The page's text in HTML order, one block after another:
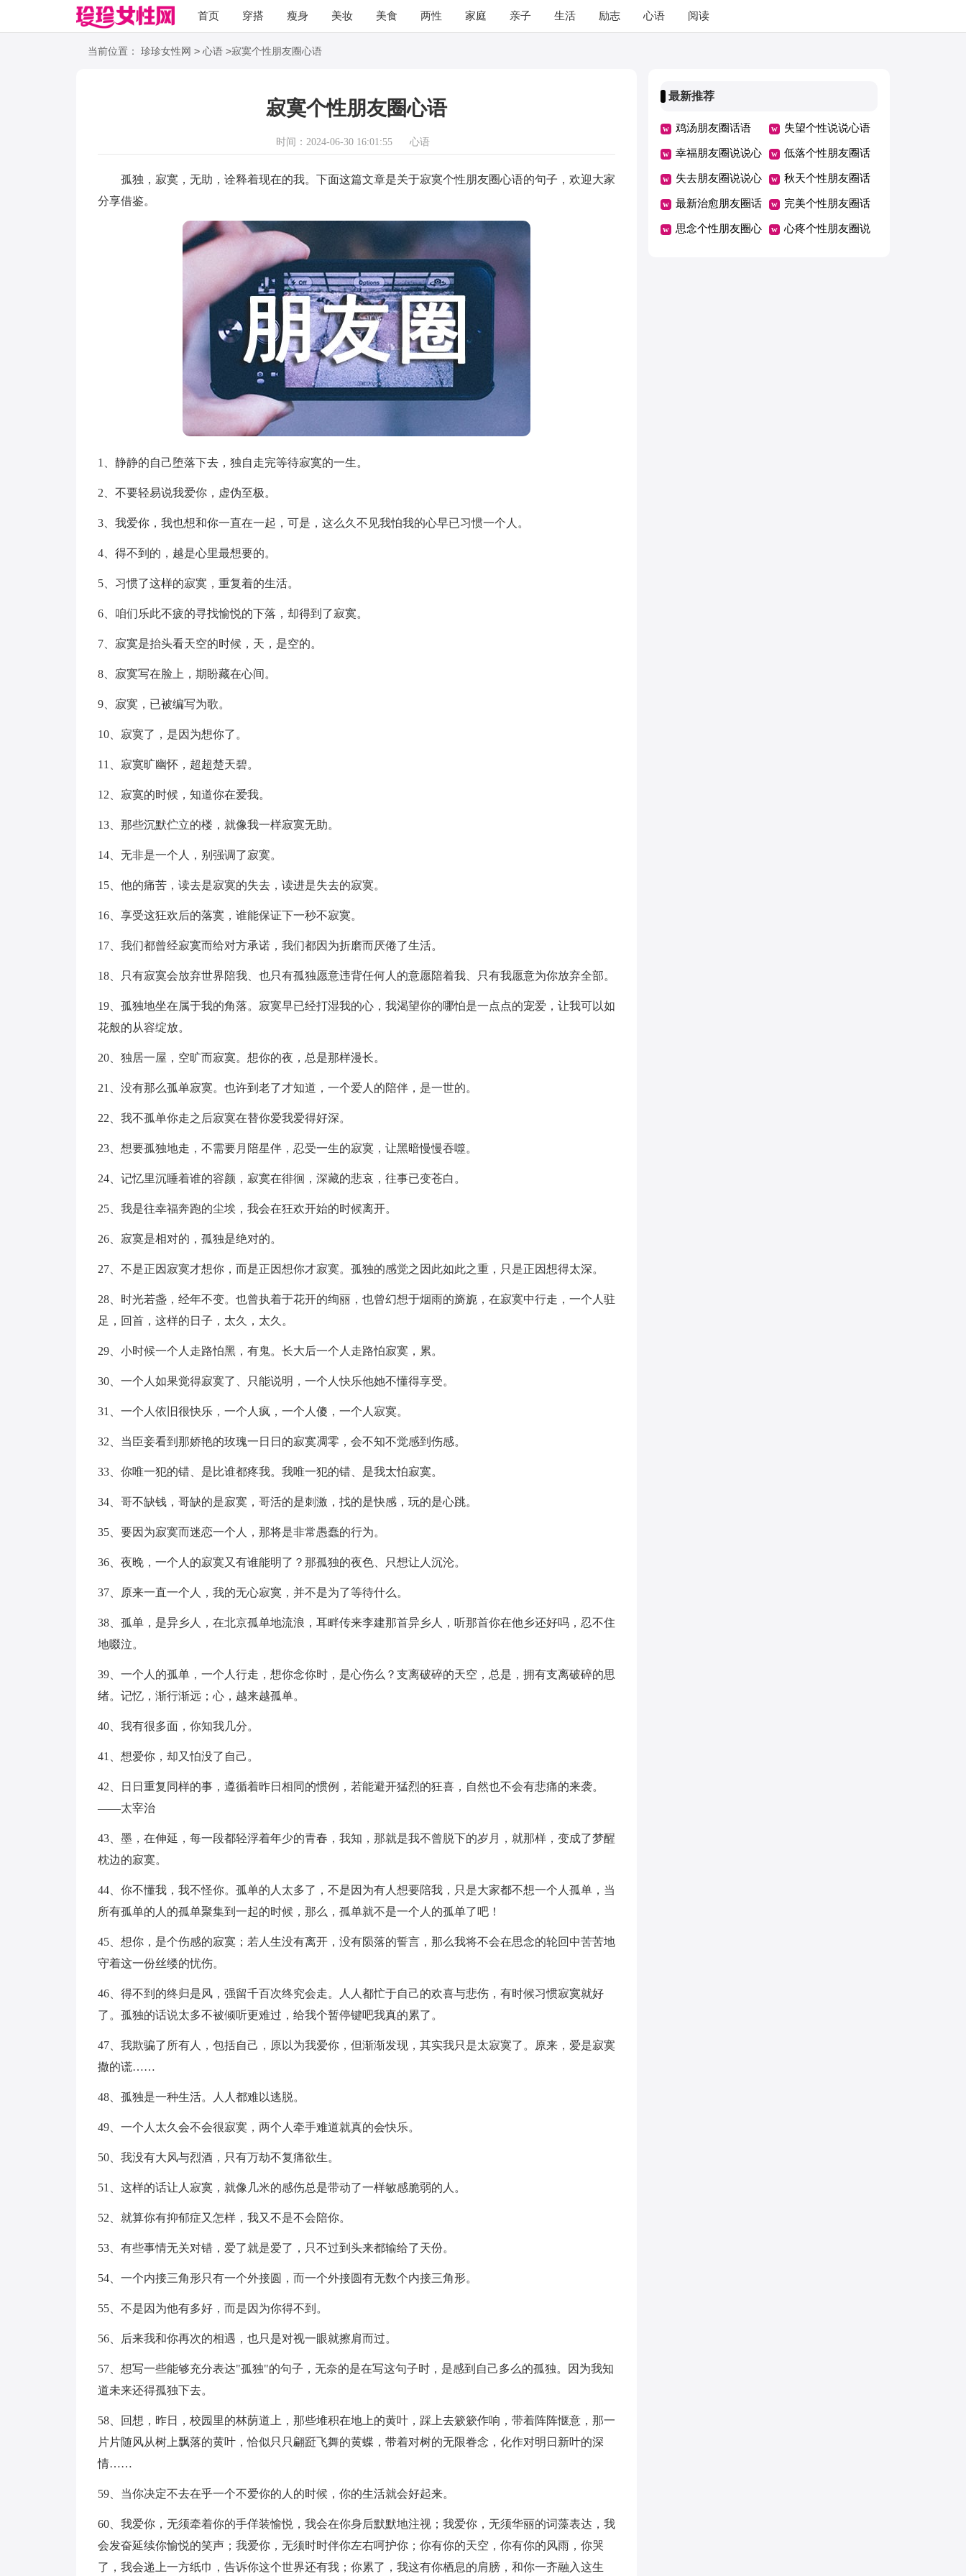
首页 穿搭 瘦身 美妆 美食 两性 家庭 亲子 生活 励志 心语 阅读
职场 语录
当前位置： 珍珍女性网 > 心语 >寂寞个性朋友圈心语
寂寞个性朋友圈心语
时间：2024-06-30 16:01:55 心语
孤独，寂寞，无助，诠释着现在的我。下面这篇文章是关于寂寞个性朋友圈心语的句子，欢迎大家
分享借鉴。
1、静静的自己堕落下去，独自走完等待寂寞的一生。
2、不要轻易说我爱你，虚伪至极。
3、我爱你，我也想和你一直在一起，可是，这么久不见我怕我的心早已习惯一个人。
4、得不到的，越是心里最想要的。
5、习惯了这样的寂寞，重复着的生活。
6、咱们乐此不疲的寻找愉悦的下落，却得到了寂寞。
7、寂寞是抬头看天空的时候，天，是空的。
8、寂寞写在脸上，期盼藏在心间。
9、寂寞，已被编写为歌。
10、寂寞了，是因为想你了。
11、寂寞旷幽怀，超超楚天碧。
12、寂寞的时候，知道你在爱我。
13、那些沉默伫立的楼，就像我一样寂寞无助。
14、无非是一个人，别强调了寂寞。
15、他的痛苦，读去是寂寞的失去，读进是失去的寂寞。
16、享受这狂欢后的落寞，谁能保证下一秒不寂寞。
17、我们都曾经寂寞而给对方承诺，我们都因为折磨而厌倦了生活。
18、只有寂寞会放弃世界陪我、也只有孤独愿意违背任何人的意愿陪着我、只有我愿意为你放弃全部。
19、孤独地坐在属于我的角落。寂寞早已经打湿我的心，我渴望你的哪怕是一点点的宠爱，让我可以如
花般的从容绽放。
20、独居一屋，空旷而寂寞。想你的夜，总是那样漫长。
21、没有那么孤单寂寞。也许到老了才知道，一个爱人的陪伴，是一世的。
22、我不孤单你走之后寂寞在替你爱我爱得好深。
23、想要孤独地走，不需要月陪星伴，忍受一生的寂寞，让黑暗慢慢吞噬。
24、记忆里沉睡着谁的容颜，寂寞在徘徊，深藏的悲哀，往事已变苍白。
25、我是往幸福奔跑的尘埃，我会在狂欢开始的时候离开。
26、寂寞是相对的，孤独是绝对的。
27、不是正因寂寞才想你，而是正因想你才寂寞。孤独的感觉之因此如此之重，只是正因想得太深。
28、时光若盏，经年不变。也曾执着于花开的绚丽，也曾幻想于烟雨的旖旎，在寂寞中行走，一个人驻
足，回首，这样的日子，太久，太久。
29、小时候一个人走路怕黑，有鬼。长大后一个人走路怕寂寞，累。
30、一个人如果觉得寂寞了、只能说明，一个人快乐他她不懂得享受。
31、一个人依旧很快乐，一个人疯，一个人傻，一个人寂寞。
32、当臣妾看到那娇艳的玫瑰一日日的寂寞凋零，会不知不觉感到伤感。
33、你唯一犯的错、是比谁都疼我。我唯一犯的错、是我太怕寂寞。
34、哥不缺钱，哥缺的是寂寞，哥活的是刺激，找的是快感，玩的是心跳。
35、要因为寂寞而迷恋一个人，那将是非常愚蠢的行为。
36、夜晚，一个人的寂寞又有谁能明了？那孤独的夜色、只想让人沉沦。
37、原来一直一个人，我的无心寂寞，并不是为了等待什么。
38、孤单，是异乡人，在北京孤单地流浪，耳畔传来李建那首异乡人，听那首你在他乡还好吗，忍不住
地啜泣。
39、一个人的孤单，一个人行走，想你念你时，是心伤么？支离破碎的天空，总是，拥有支离破碎的思
绪。记忆，渐行渐远；心，越来越孤单。
40、我有很多面，你知我几分。
41、想爱你，却又怕没了自己。
42、日日重复同样的事，遵循着昨日相同的惯例，若能避开猛烈的狂喜，自然也不会有悲痛的来袭。
——太宰治
43、墨，在伸延，每一段都轻浮着年少的青春，我知，那就是我不曾脱下的岁月，就那样，变成了梦醒
枕边的寂寞。
44、你不懂我，我不怪你。孤单的人太多了，不是因为有人想要陪我，只是大家都不想一个人孤单，当
所有孤单的人的孤单聚集到一起的时候，那么，孤单就不是一个人的孤单了吧！
45、想你，是个伤感的寂寞；若人生没有离开，没有陨落的誓言，那么我将不会在思念的轮回中苦苦地
守着这一份丝缕的忧伤。
46、得不到的终归是风，强留千百次终究会走。人人都忙于自己的欢喜与悲伤，有时候习惯寂寞就好
了。孤独的话说太多不被倾听更难过，给我个暂停键吧我真的累了。
47、我欺骗了所有人，包括自己，原以为我爱你，但渐渐发现，其实我只是太寂寞了。原来，爱是寂寞
撒的谎……
48、孤独是一种生活。人人都难以逃脱。
49、一个人太久会不会很寂寞，两个人牵手难道就真的会快乐。
50、我没有大风与烈酒，只有万劫不复痛欲生。
51、这样的话让人寂寞，就像几米的感伤总是带动了一样敏感脆弱的人。
52、就算你有抑郁症又怎样，我又不是不会陪你。
53、有些事情无关对错，爱了就是爱了，只不过到头来都输给了天份。
54、一个内接三角形只有一个外接圆，而一个外接圆有无数个内接三角形。
55、不是因为他有多好，而是因为你得不到。
56、后来我和你再次的相遇，也只是对视一眼就擦肩而过。
57、想写一些能够充分表达"孤独"的句子，无奈的是在写这句子时，是感到自己多么的孤独。因为我知
道未来还得孤独下去。
58、回想，昨日，校园里的林荫道上，那些堆积在地上的黄叶，踩上去簌簌作响，带着阵阵惬意，那一
片片随风从树上飘落的黄叶，恰似只只翩跹飞舞的黄蝶，带着对树的无限眷念，化作对明日新叶的深
情……
59、当你决定不去在乎一个不爱你的人的时候，你的生活就会好起来。
60、我爱你，无须牵着你的手佯装愉悦，我会在你身后默默地注视；我爱你，无须华丽的词藻表达，我
会发奋延续你愉悦的笑声；我爱你，无须时时伴你左右呵护你；你有你的天空，你有你的风雨，你哭
了，我会递上一方纸巾，告诉你这个世界还有我；你累了，我这有你栖息的肩膀，和你一齐融入这生
最新推荐
鸡汤朋友圈话语 失望个性说说心语
幸福朋友圈说说心
语
低落个性朋友圈话
语
失去朋友圈说说心
语
秋天个性朋友圈话
语
最新治愈朋友圈话
语
完美个性朋友圈话
语
思念个性朋友圈心 心疼个性朋友圈说